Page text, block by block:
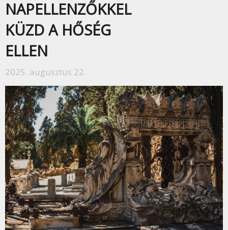
NAPELLENZŐKKEL
KÜZD A HŐSÉG
ELLEN
2025. augusztus 22.